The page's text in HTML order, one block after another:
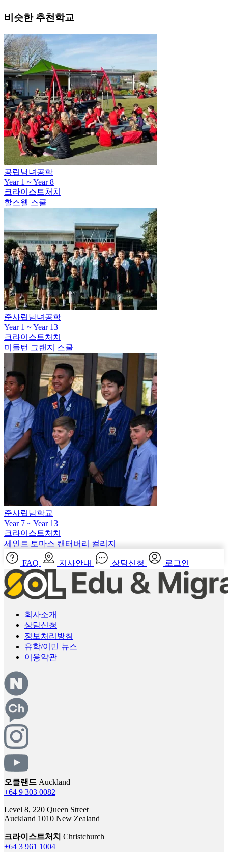
공립남녀공학
Year 1 ~ Year 8
크라이스트처치
할스웰 스쿨
준사립남녀공학
Year 1 ~ Year 13
크라이스트처치
미들턴 그랜지 스쿨
준사립남학교
Year 7 ~ Year 13
크라이스트처치
세인트 토마스 캔터버리 컬리지
FAQ 지사안내 상담신청 로그인
상담신청
정보처리방침
유학/이민 뉴스
이용약관
오클랜드
+64 9 303 0082
Level 8, 220 Queen Street
Auckland 1010 New Zealand
+64 3 961 1004